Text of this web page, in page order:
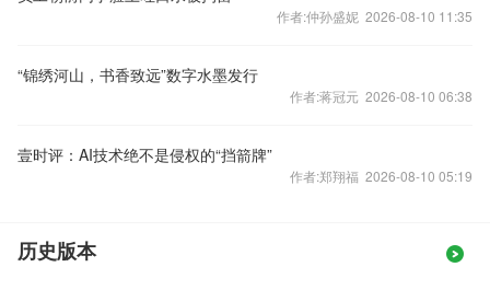
作者:仲孙盛妮 2026-08-10 11:35
“锦绣河山，书香致远”数字水墨发行
作者:蒋冠元 2026-08-10 06:38
壹时评：AI技术绝不是侵权的“挡箭牌”
作者:郑翔福 2026-08-10 05:19
历史版本